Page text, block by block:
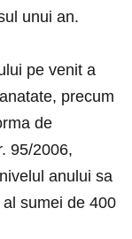
unui an.
pe venit a
precum
de
95/2006,
anului sa
sumei de 400